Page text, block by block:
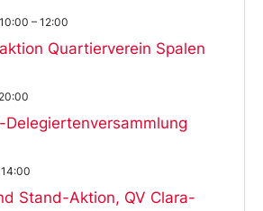
Quartierverein Spalen
– 12:00
Delegiertenversammlung
Stand-Aktion, QV Clara-